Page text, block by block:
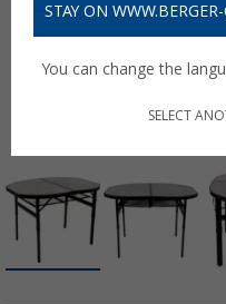
STAY ON
You can change the
SELECT